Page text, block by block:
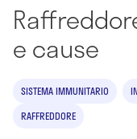
e cause
SISTEMA IMMUNITARIO
RAFFREDDORE